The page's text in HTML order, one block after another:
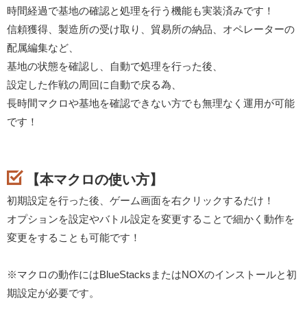
時間経過で基地の確認と処理を行う機能も実装済みです！
信頼獲得、製造所の受け取り、貿易所の納品、オペレーターの
配属編集など、
基地の状態を確認し、自動で処理を行った後、
設定した作戦の周回に自動で戻る為、
長時間マクロや基地を確認できない方でも無理なく運用が可能
です！
【本マクロの使い方】
初期設定を行った後、ゲーム画面を右クリックするだけ！
オプションを設定やバトル設定を変更することで細かく動作を
変更をすることも可能です！
※マクロの動作にはBlueStacksまたはNOXのインストールと初
期設定が必要です。